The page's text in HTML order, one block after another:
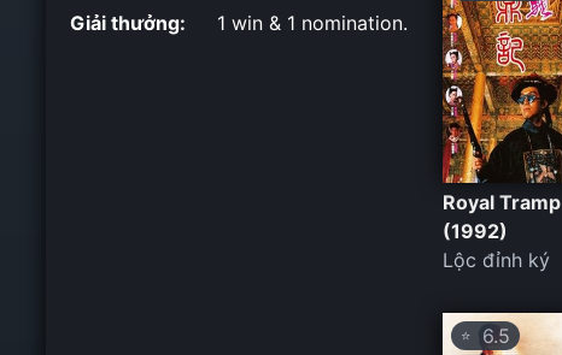
Giải thưởng: 1 win & 1 nomination.
Royal Tramp
(1992)
Lộc đỉnh ký
⭐ 6.5